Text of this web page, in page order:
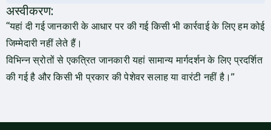
अस्वीकरण:
“यहां दी गई जानकारी के आधार पर की गई किसी भी कार्रवाई के लिए हम कोई
जिम्मेदारी नहीं लेते हैं।
विभिन्न स्रोतों से एकत्रित जानकारी यहां सामान्य मार्गदर्शन के लिए प्रदर्शित
की गई है और किसी भी प्रकार की पेशेवर सलाह या वारंटी नहीं है।”